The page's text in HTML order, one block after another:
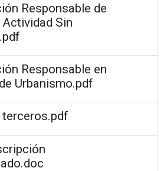
Responsable de
Sin
Responsable en
Urbanismo.pdf
terceros.pdf